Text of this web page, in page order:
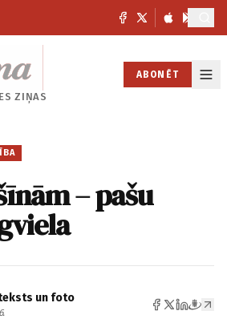
ZIŅAS
ABONĒT
– pašu
un foto